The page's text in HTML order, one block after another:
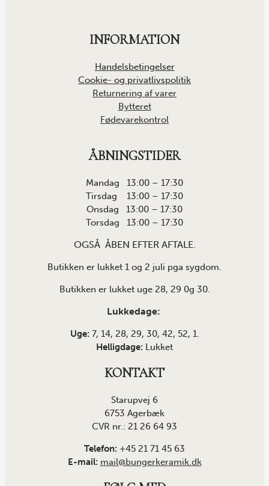
INFORMATION
Handelsbetingelser
Cookie- og privatlivspolitik
Returnering af varer
Bytteret
Fødevarekontrol
ÅBNINGSTIDER
Mandag 13:00 – 17:30
Tirsdag 13:00 – 17:30
Onsdag 13:00 – 17:30
Torsdag 13:00 – 17:30
OGSÅ ÅBEN EFTER AFTALE.
Butikken er lukket 1 og 2 juli pga sygdom.
Butikken er lukket uge 28, 29 0g 30.
Lukkedage:
Uge: 7, 14, 28, 29, 30, 42, 52, 1.
Helligdage: Lukket
KONTAKT
Starupvej 6
6753 Agerbæk
CVR nr.: 21 26 64 93
Telefon: +45 21 71 45 63
E-mail: mail@bungerkeramik.dk